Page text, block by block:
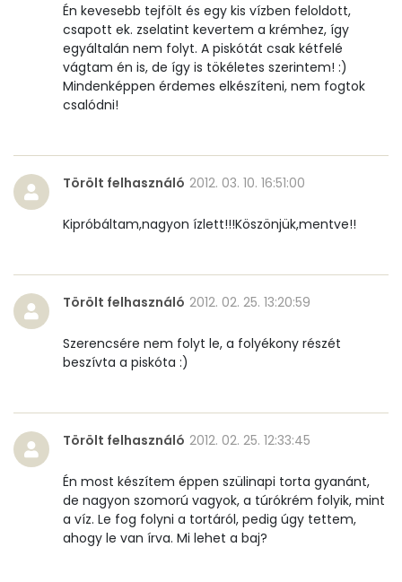
E vitamin:
1 mg
C vitamin:
1 mg
D vitamin:
Tiamin - B1 vitamin:
Riboflavin - B2 vitamin:
75 mg
Pantoténsav - B5 vitamin:
Folsav - B9-vitamin:
17 micro
Retinol - A vitamin:
109 micro
α-karotin
1 micro
β-karotin
17 micro
Én kevesebb tejfölt és egy kis vízben feloldott,
csapott ek. zselatint kevertem a krémhez, így
egyáltalán nem folyt. A piskótát csak kétfelé
vágtam én is, de így is tökéletes szerintem! :)
Mindenképpen érdemes elkészíteni, nem fogtok
csalódni!
Törölt felhasználó 2012. 03. 10. 16:51:00
Kipróbáltam,nagyon ízlett!!!Köszönjük,mentve!!
Törölt felhasználó 2012. 02. 25. 13:20:59
Szerencsére nem folyt le, a folyékony részét
beszívta a piskóta :)
Törölt felhasználó 2012. 02. 25. 12:33:45
Én most készítem éppen szülinapi torta gyanánt,
de nagyon szomorú vagyok, a túrókrém folyik, mint
a víz. Le fog folyni a tortáról, pedig úgy tettem,
ahogy le van írva. Mi lehet a baj?